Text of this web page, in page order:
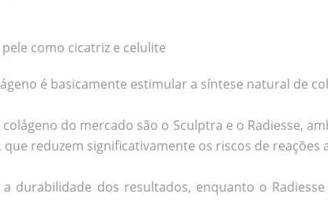
como cicatriz e celulite
é basicamente estimular a síntese natural de
do mercado são o Sculptra e o Radiesse,
que reduzem significativamente os riscos de
durabilidade dos resultados, enquanto o